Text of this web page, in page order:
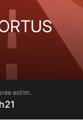
estim.